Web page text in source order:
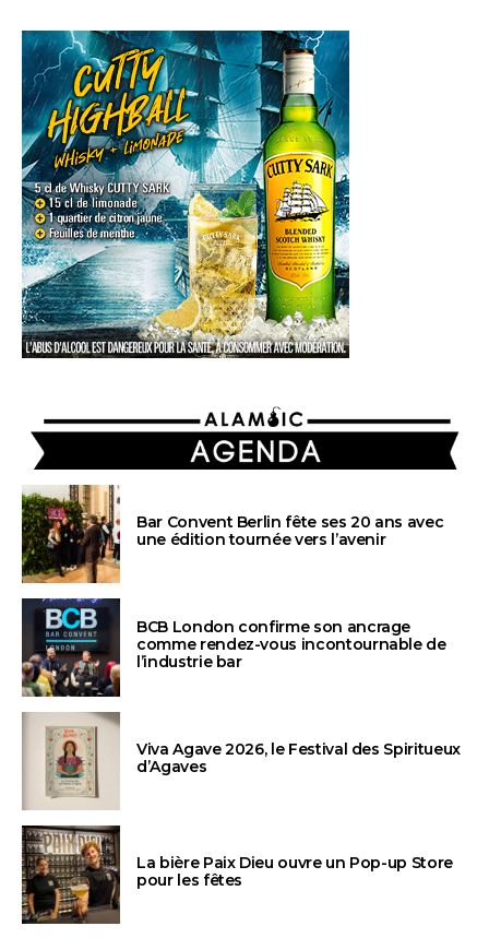
AGENDA
Bar Convent Berlin fête ses 20 ans avec
une édition tournée vers l’avenir
BCB London confirme son ancrage
comme rendez-vous incontournable de
l’industrie bar
Viva Agave 2026, le Festival des Spiritueux
d’Agaves
La bière Paix Dieu ouvre un Pop-up Store
pour les fêtes